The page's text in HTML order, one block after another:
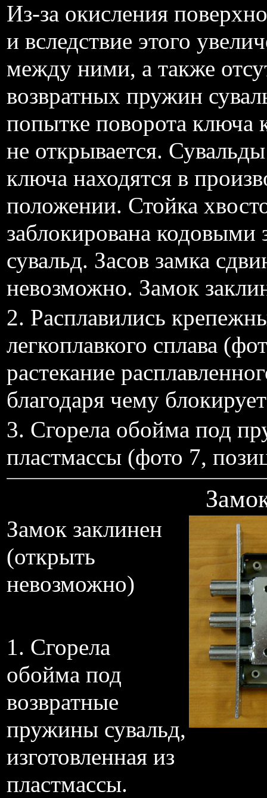
Из-за окисления
и вследствие этого
между ними, а также
возвратных пружин
попытке поворота ключа
не открывается.
ключа находятся в
положении. Стойка
заблокирована кодовыми
сувальд. Засов замка
невозможно. Замок
2. Расплавились
легкоплавкого сплава
растекание
благодаря чему
3. Сгорела обойма под
пластмассы (фото 7,
Замок заклинен
(открыть
невозможно)
1. Сгорела
обойма под
возвратные
пружины сувальд,
изготовленная из
пластмассы.